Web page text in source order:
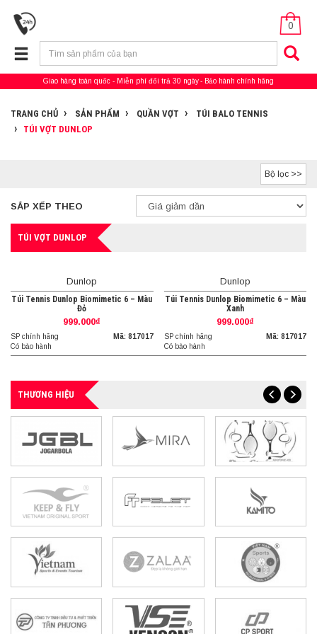
0
Giao hàng toàn quốc Miễn phí đổi trả 30 ngày Bảo hành chính hãng
TRANG CHỦ SẢN PHẨM QUẦN VỢT
TÚI BALO TENNIS
TÚI VỢT DUNLOP
Bộ lọc >>
SẮP XẾP THEO
TÚI VỢT DUNLOP
Dunlop
Túi Tennis Dunlop Biomimetic 6 – Màu
Đỏ
999.000₫
SP chính hãng
Có bảo hành
Mã: 817017
Dunlop
Túi Tennis Dunlop Biomimetic 6 – Màu
Xanh
999.000₫
SP chính hãng
Có bảo hành
Mã: 817017
THƯƠNG HIỆU